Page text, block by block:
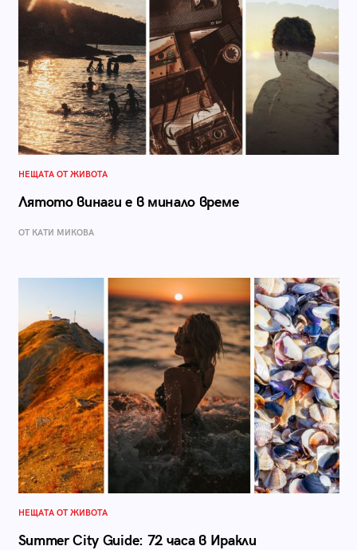
НЕЩАТА ОТ ЖИВОТА
Лятото винаги е в минало време
ОТ КАТИ МИКОВА
НЕЩАТА ОТ ЖИВОТА
Summer City Guide: 72 часа в Иракли